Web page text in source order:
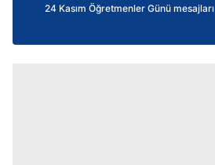
24 Kasım Öğretmenler Günü mesajları